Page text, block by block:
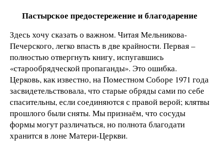
Пастырское предостережение и благодарение
Здесь хочу сказать о важном. Читая Мельникова-
Печерского, легко впасть в две крайности. Первая –
полностью отвергнуть книгу, испугавшись
«старообрядческой пропаганды». Это ошибка.
Церковь, как известно, на Поместном Соборе 1971 года
засвидетельствовала, что старые обряды сами по себе
спасительны, если соединяются с правой верой; клятвы
прошлого были сняты. Мы признаём, что сосуды
формы могут различаться, но полнота благодати
хранится в лоне Матери-Церкви.